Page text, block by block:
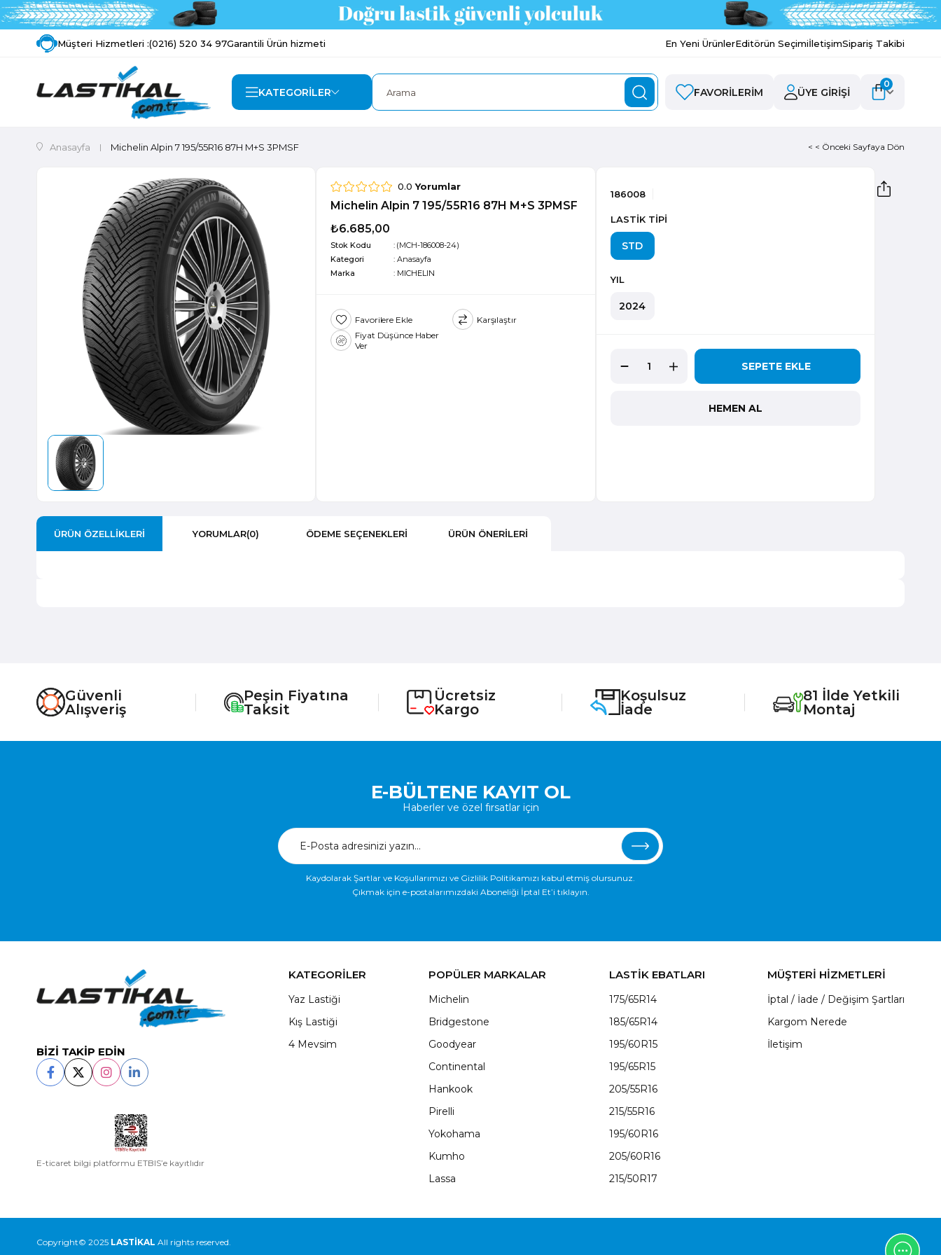
Müşteri Hizmetleri :(0216) 520 34 97Garantili Ürün hizmeti En Yeni ÜrünlerEditörün SeçimiİletişimSipariş Takibi
KATEGORİLER FAVORILERIM ÜYE GIRIŞI
0
Anasayfa Michelin Alpin 7 195/55R16 87H M+S 3PMSF < < Önceki Sayfaya Dön
0.0 Yorumlar
Michelin Alpin 7 195/55R16 87H M+S 3PMSF
₺6.685,00
Stok Kodu
(MCH-186008-24)
Kategori
:Anasayfa
Marka
: MICHELIN
Favorilere Ekle
Karşılaştır
Fiyat Düşünce Haber
Ver
186008
LASTİK TİPİ
STD
YIL
2024
ÜRÜN ÖZELLIKLERI YORUMLAR(0) ÖDEME SEÇENEKLERI ÜRÜN ÖNERILERI
Güvenli
Alışveriş
Peşin Fiyatına
Taksit
Ücretsiz
Kargo
Koşulsuz
İade
81 İlde Yetkili
Montaj
E-BÜLTENE KAYIT OL
Haberler ve özel fırsatlar için
Kaydolarak Şartlar ve Koşullarımızı ve Gizlilik Politikamızı kabul etmiş olursunuz.
Çıkmak için e-postalarımızdaki Aboneliği İptal Et’i tıklayın.
BİZİ TAKİP EDİN
E-ticaret bilgi platformu ETBIS’e kayıtlıdır
KATEGORİLER
Yaz Lastiği
Kış Lastiği
4 Mevsim
POPÜLER MARKALAR
Michelin
Bridgestone
Goodyear
Continental
Hankook
Pirelli
Yokohama
Kumho
Lassa
LASTİK EBATLARI
175/65R14
185/65R14
195/60R15
195/65R15
205/55R16
215/55R16
195/60R16
205/60R16
215/50R17
MÜŞTERİ HİZMETLERİ
İptal / İade / Değişim Şartları
Kargom Nerede
İletişim
Copyright© 2025 LASTİKAL All rights reserved.